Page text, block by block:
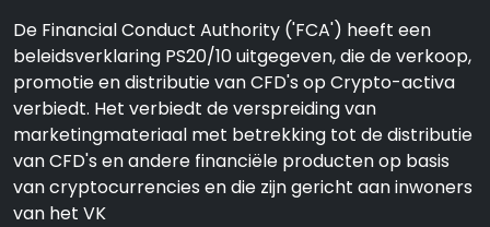
De Financial Conduct Authority ('FCA') heeft een
beleidsverklaring PS20/10 uitgegeven, die de verkoop,
promotie en distributie van CFD's op Crypto-activa
verbiedt. Het verbiedt de verspreiding van
marketingmateriaal met betrekking tot de distributie
van CFD's en andere financiële producten op basis
van cryptocurrencies en die zijn gericht aan inwoners
van het VK